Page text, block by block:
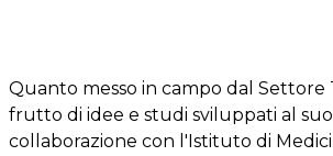
Quanto messo in campo dal Settore
frutto di idee e studi sviluppati al
collaborazione con l'Istituto di